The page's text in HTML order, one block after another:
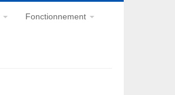
Fonctionnement